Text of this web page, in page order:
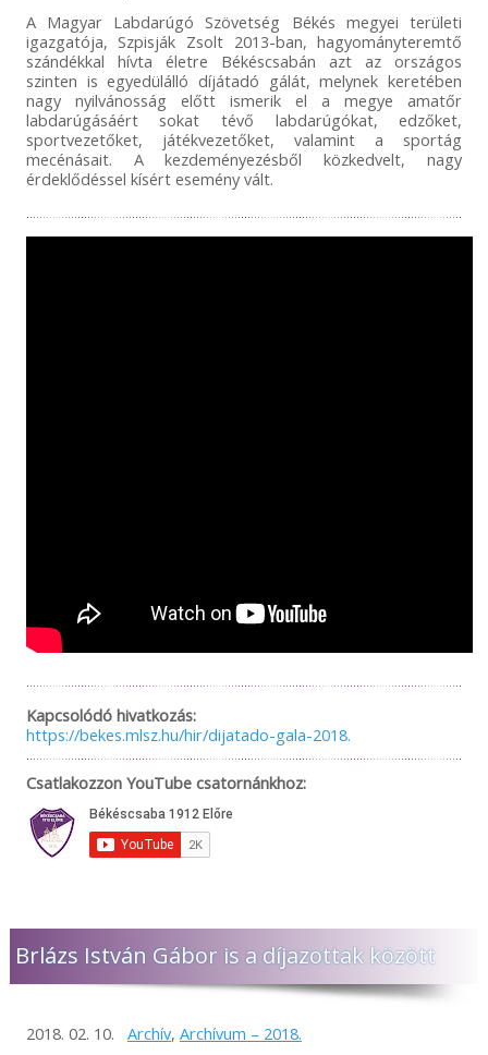
A Magyar Labdarúgó Szövetség Békés megyei területi
igazgatója, Szpisják Zsolt 2013-ban, hagyományteremtő
szándékkal hívta életre Békéscsabán azt az országos
szinten is egyedülálló díjátadó gálát, melynek keretében
nagy nyilvánosság előtt ismerik el a megye amatőr
labdarúgásáért sokat tévő labdarúgókat, edzőket,
sportvezetőket, játékvezetőket, valamint a sportág
mecénásait. A kezdeményezésből közkedvelt, nagy
érdeklődéssel kísért esemény vált.
Kapcsolódó hivatkozás:
https://bekes.mlsz.hu/hir/dijatado-gala-2018.
Csatlakozzon YouTube csatornánkhoz:
Brlázs István Gábor is a díjazottak között
2018. 02. 10. Archív, Archívum – 2018.